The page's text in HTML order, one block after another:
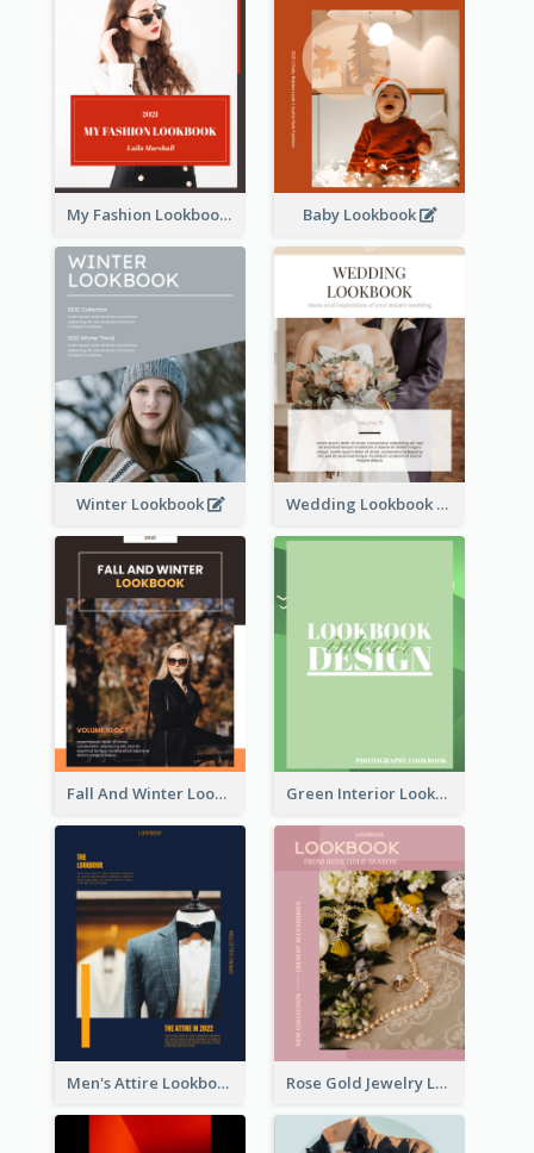
My Fashion Lookbook Baby Lookbook
Winter Lookbook Wedding Lookbook
Fall And Winter Lookbook Green Interior Lookbook
Men's Attire Lookbook Rose Gold Jewelry Lookbook